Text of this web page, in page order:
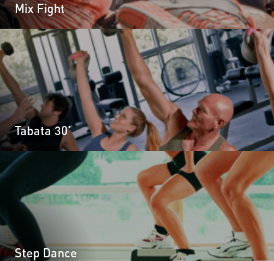
Mix Fight
Tabata 30’
Step Dance